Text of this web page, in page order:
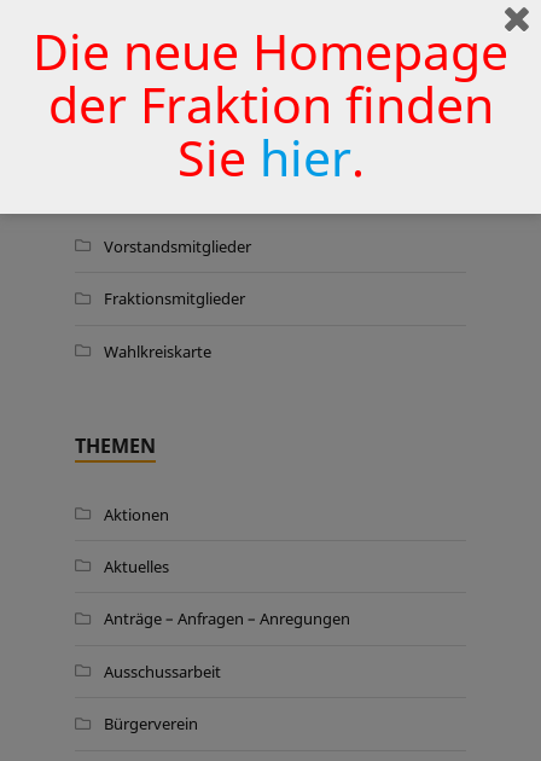
zu sichern
25. JUNI 2026
WER WIR SIND …
Vorstandsmitglieder
Fraktionsmitglieder
Wahlkreiskarte
THEMEN
Aktionen
Aktuelles
Anträge – Anfragen – Anregungen
Ausschussarbeit
Bürgerverein
Die neue Homepage
der Fraktion finden
Sie hier.